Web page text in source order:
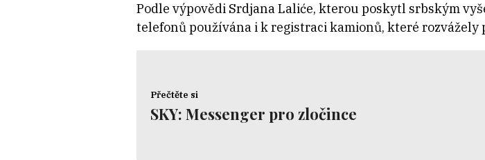
Podle výpovědi Srdjana Laliće, kterou poskytl srbským
telefonů používána i k registraci kamionů, které rozvážely
Přečtěte si
SKY: Messenger pro zločince